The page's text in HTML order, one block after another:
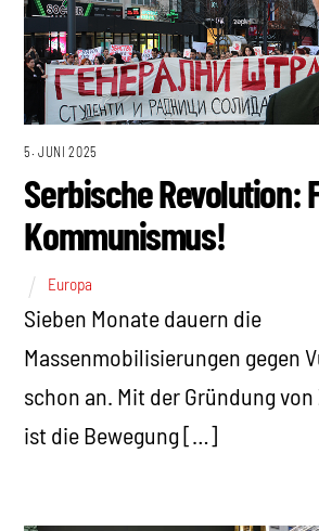
5. JUNI 2025
Serbische Revolution:
Kommunismus!
Europa
Sieben Monate dauern die
Massenmobilisierungen gegen
schon an. Mit der Gründung
ist die Bewegung […]